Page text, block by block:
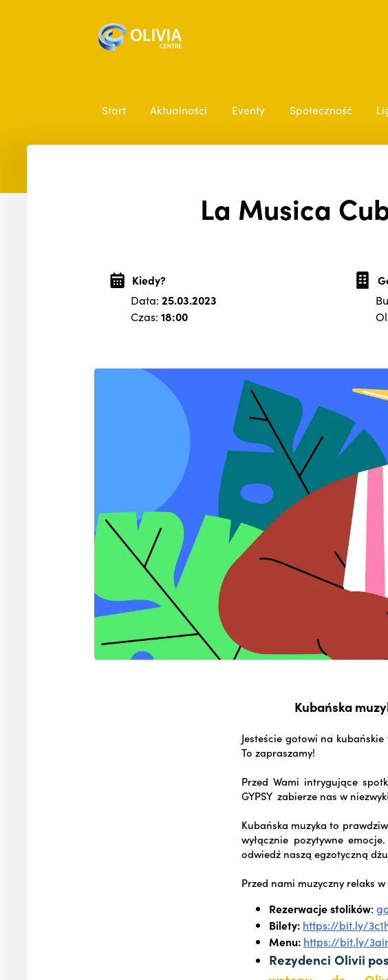
Start Aktualności Eventy Społeczność
La Musica
Kiedy?
Data: 25.03.2023
Czas: 18:00
Kubańska
Jesteście gotowi na
To zapraszamy!
Przed Wami intrygujące
GYPSY zabierze nas w
Kubańska muzyka to
wyłącznie pozytywne
odwiedź naszą egzotyczną
Przed nami muzyczny relaks
Rezerwacje stolików:
Bilety: https://bit.ly/
Menu: https://bit.ly/
Rezydenci Olivii